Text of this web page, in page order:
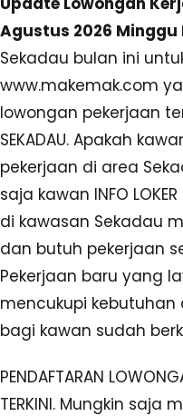
Agustus 2026 Minggu
Sekadau bulan ini
www.makemak.com
lowongan pekerjaan
SEKADAU. Apakah
pekerjaan di area
saja kawan INFO
di kawasan Sekadau
dan butuh pekerjaan
Pekerjaan baru yang
mencukupi
bagi kawan sudah
PENDAFTARAN
TERKINI. Mungkin